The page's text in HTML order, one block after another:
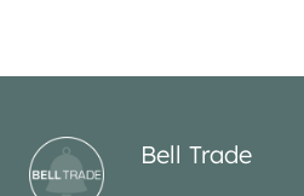
Bell Trade